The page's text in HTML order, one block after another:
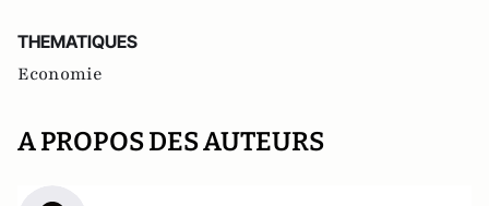
THEMATIQUES
Economie
A PROPOS DES AUTEURS